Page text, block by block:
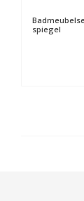
spiegel